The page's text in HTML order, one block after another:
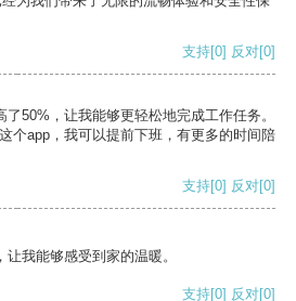
支持[0] 反对[0]
50%，让我能够更轻松地完成工作任务。
个app，我可以提前下班，有更多的时间陪
支持[0] 反对[0]
我能够感受到家的温暖。
支持[0] 反对[0]